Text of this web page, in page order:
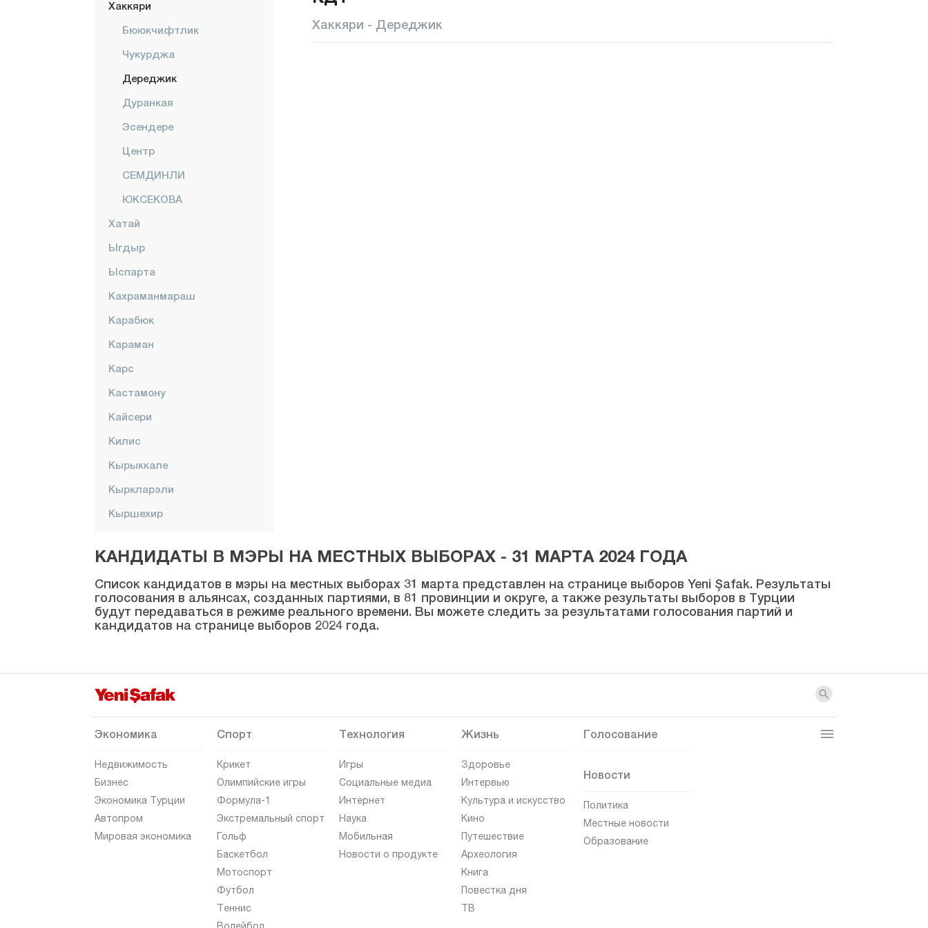
Хаккяри
Бююкчифтлик
Чукурджа
Дереджик
Дуранкая
Эсендере
Центр
СЕМДИНЛИ
ЮКСЕКОВА
Хатай
Ыгдыр
Ыспарта
Кахраманмараш
Карабюк
Караман
Карс
Кастамону
Кайсери
Килис
Кырыккале
Кыркларэли
Кыршехир
Конья
Кютахья
Малатья
Маниса
Мугла
Муш
Нигде
Орду
Османие
Хаккяри - Дереджик
КАНДИДАТЫ В МЭРЫ НА МЕСТНЫХ ВЫБОРАХ - 31 МАРТА 2024 ГОДА
Список кандидатов в мэры на местных выборах 31 марта представлен на странице выборов Yeni Şafak. Результаты
голосования в альянсах, созданных партиями, в 81 провинции и округе, а также результаты выборов в Турции
будут передаваться в режиме реального времени. Вы можете следить за результатами голосования партий и
кандидатов на странице выборов 2024 года.
Экономика
Недвижимость
Бизнес
Экономика Турции
Автопром
Мировая экономика
Спорт
Крикет
Олимпийские игры
Формула-1
Экстремальный спорт
Гольф
Баскетбол
Мотоспорт
Футбол
Теннис
Технология
Игры
Социальные медиа
Интернет
Наука
Мобильная
Новости о продукте
Жизнь
Здоровье
Интервью
Культура и искусство
Кино
Путешествие
Археология
Книга
Повестка дня
ТВ
Голосование
Новости
Политика
Местные новости
Образование